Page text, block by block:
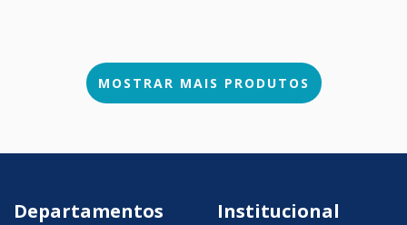
MOSTRAR MAIS PRODUTOS
Departamentos Institucional